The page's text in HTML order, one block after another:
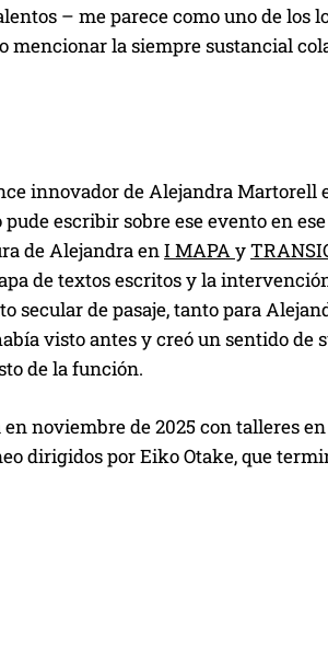
– me parece como uno de los
mencionar la siempre sustancial
innovador de Alejandra Martorell
escribir sobre ese evento en
de Alejandra en I MAPA y
de textos escritos y la
secular de pasaje, tanto para
visto antes y creó un sentido de
de la función.
noviembre de 2025 con talleres
dirigidos por Eiko Otake, que